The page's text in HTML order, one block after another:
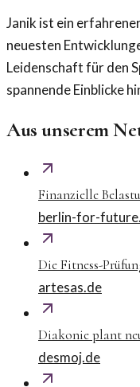
Janik ist ein
neuesten
Leidenschaft für den
spannende Einblicke
Aus unserem
Finanzielle
berlin-for-
Die Fitness-
artesas.de
Diakonie plant
desmoj.de